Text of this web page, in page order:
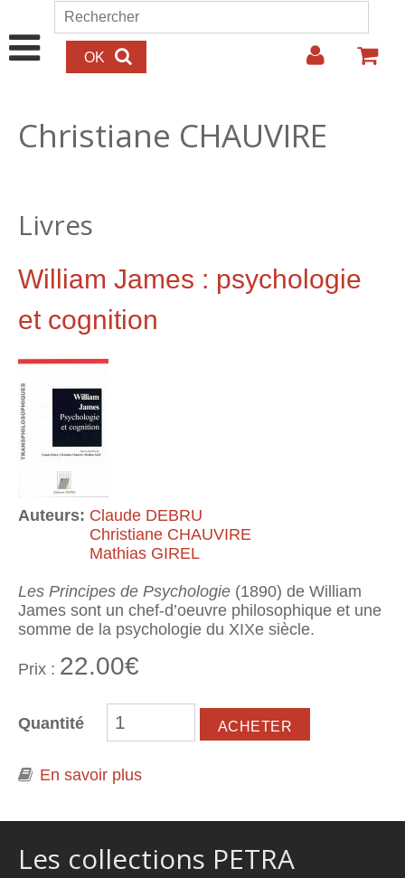
Aller au contenu principal
Formulaire de recherche
Rechercher
Christiane CHAUVIRE
Livres
William James : psychologie
et cognition
Auteurs: Claude DEBRU
Christiane CHAUVIRE
Mathias GIREL
Les Principes de Psychologie (1890) de William
James sont un chef-d’oeuvre philosophique et une
somme de la psychologie du XIXe siècle.
Prix : 22.00€
Quantité
En savoir plus
Les collections PETRA